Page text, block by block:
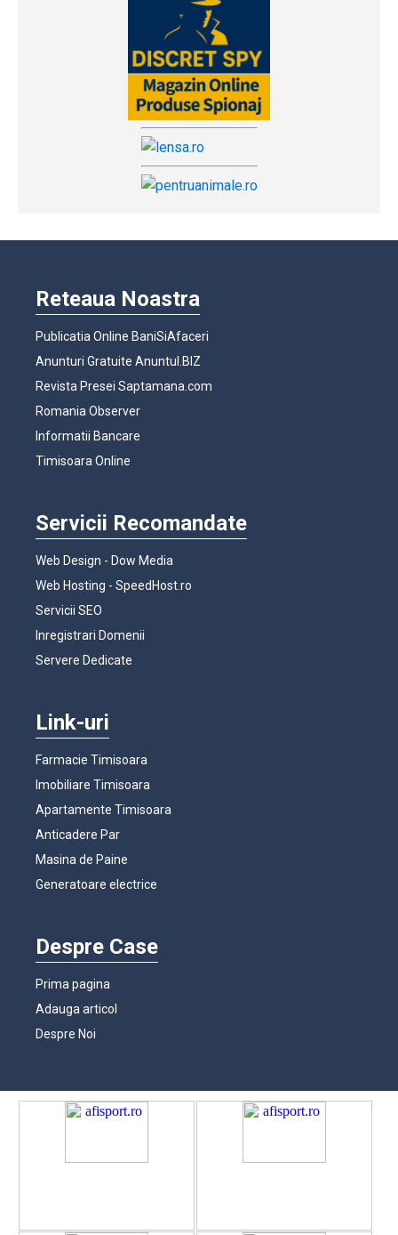
Reteaua Noastra
Publicatia Online BaniSiAfaceri
Anunturi Gratuite Anuntul.BIZ
Revista Presei Saptamana.com
Romania Observer
Informatii Bancare
Timisoara Online
Servicii Recomandate
Web Design - Dow Media
Web Hosting - SpeedHost.ro
Servicii SEO
Inregistrari Domenii
Servere Dedicate
Link-uri
Farmacie Timisoara
Imobiliare Timisoara
Apartamente Timisoara
Anticadere Par
Masina de Paine
Generatoare electrice
Despre Case
Prima pagina
Adauga articol
Despre Noi